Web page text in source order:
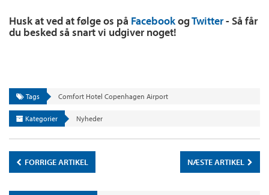
Husk at ved at følge os på FacebookogTwitter- Så får
du besked så snart vi udgiver noget!
Tags Comfort Hotel Copenhagen Airport
Kategorier Nyheder
FORRIGE ARTIKEL NÆSTE ARTIKEL